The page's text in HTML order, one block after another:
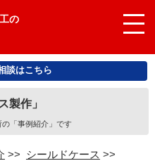
の
談はこちら
製作」
「事例紹介」です
>> シールドケース >>